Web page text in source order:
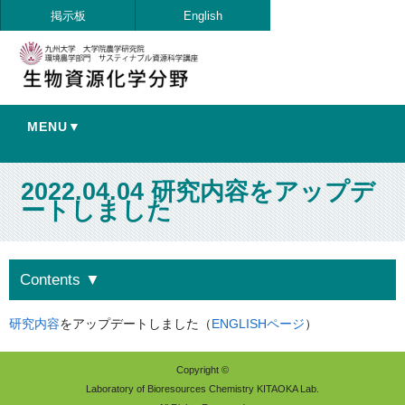
掲示板 English
MENU▼
2022.04.04 研究内容をアップデ
ートしました
研究内容をアップデートしました（ENGLISHページ）
Contents ▼
Copyright ©
Laboratory of Bioresources Chemistry KITAOKA Lab.